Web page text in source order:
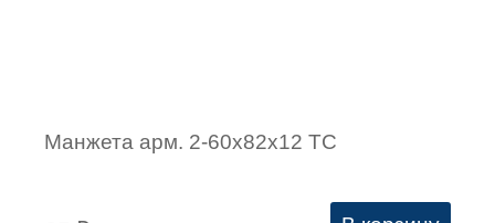
Манжета арм. 2-60х82х12 ТC